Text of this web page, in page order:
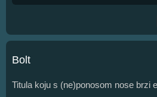
Bolt
Titula koju s (ne)ponosom nose brzi